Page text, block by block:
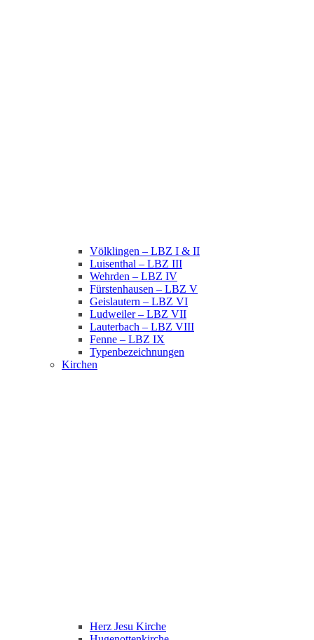
Völklingen – LBZ I & II
Luisenthal – LBZ III
Wehrden – LBZ IV
Fürstenhausen – LBZ V
Geislautern – LBZ VI
Ludweiler – LBZ VII
Lauterbach – LBZ VIII
Fenne – LBZ IX
Typenbezeichnungen
Kirchen
Herz Jesu Kirche